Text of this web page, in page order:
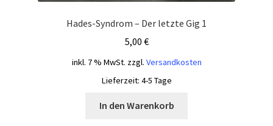
Hades-Syndrom – Der letzte Gig 1
5,00 €
inkl. 7 % MwSt. zzgl. Versandkosten
Lieferzeit: 4-5 Tage
In den Warenkorb